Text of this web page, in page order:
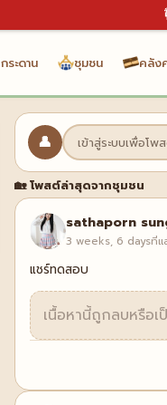
กระดาน ชุมชน คลัง
👤 เข้าสู่ระบบเพื่อโพ
กระดาน ทั้งหมด 🛕 ไปเ
🏡 โพสต์ล่าสุดจากชุมชน
sathaporn
3 weeks, 6 daysที่แ
แชร์ทดสอบ
เนื้อหานี้ถูกลบหรือเ